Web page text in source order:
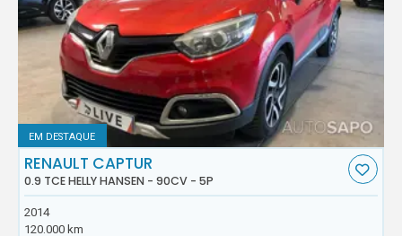
EM DESTAQUE
RENAULT CAPTUR
0.9 TCE HELLY HANSEN - 90CV - 5P
2014
120.000 km